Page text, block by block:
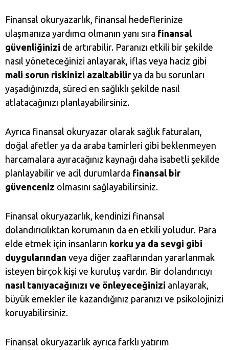
Finansal okuryazarlık, finansal hedeflerinize
ulaşmanıza yardımcı olmanın yanı sıra finansal
güvenliğinizi de artırabilir. Paranızı etkili bir şekilde
nasıl yöneteceğinizi anlayarak, iflas veya haciz gibi
mali sorun riskinizi azaltabilirya da bu sorunları
yaşadığınızda, süreci en sağlıklı şekilde nasıl
atlatacağınızı planlayabilirsiniz.
Ayrıca finansal okuryazar olarak sağlık faturaları,
doğal afetler ya da araba tamirleri gibi beklenmeyen
harcamalara ayıracağınız kaynağı daha isabetli şekilde
planlayabilir ve acil durumlarda finansal bir
güvenceniz olmasını sağlayabilirsiniz.
Finansal okuryazarlık, kendinizi finansal
dolandırıcılıktan korumanın da en etkili yoludur. Para
elde etmek için insanların korku ya da sevgi gibi
duygularından veya diğer zaaflarından yararlanmak
isteyen birçok kişi ve kuruluş vardır. Bir dolandırıcıyı
nasıl tanıyacağınızı ve önleyeceğinizi anlayarak,
büyük emekler ile kazandığınız paranızı ve psikolojinizi
koruyabilirsiniz.
Finansal okuryazarlık ayrıca farklı yatırım